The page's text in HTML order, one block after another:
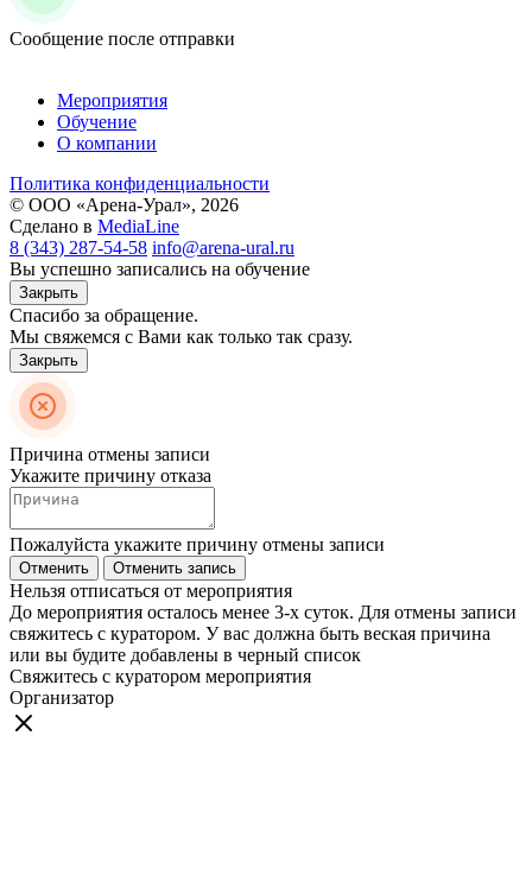
Сообщение после отправки
Мероприятия
Обучение
О компании
Политика конфиденциальности
© ООО «Арена-Урал», 2026
Сделано в MediaLine
8 (343) 287-54-58 info@arena-ural.ru
Вы успешно записались на обучение
Закрыть
Спасибо за обращение.
Мы свяжемся с Вами как только так сразу.
Закрыть
Причина отмены записи
Укажите причину отказа
Пожалуйста укажите причину отмены записи
Отменить Отменить запись
Нельзя отписаться от мероприятия
До мероприятия осталось менее 3-х суток. Для отмены записи
свяжитесь с куратором. У вас должна быть веская причина
или вы будите добавлены в черный список
Свяжитесь с куратором мероприятия
Организатор